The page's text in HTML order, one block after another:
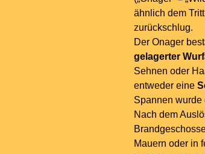
ähnlich dem
zurückschlug.
Der Onager
gelagerter
Sehnen oder
entweder eine
Spannen wurde
Nach dem
Mauern oder in